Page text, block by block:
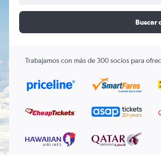
Buscar
Trabajamos con más de 300 socios para